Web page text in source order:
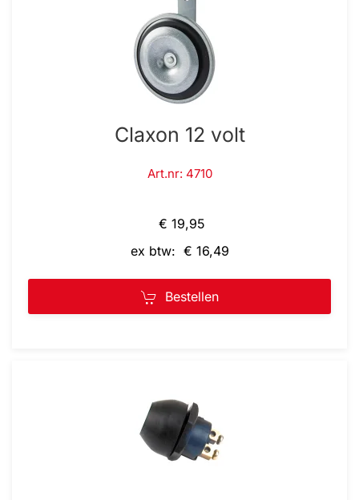
Claxon 12 volt
Art.nr: 4710
€ 19,95
ex btw: € 16,49
Bestellen